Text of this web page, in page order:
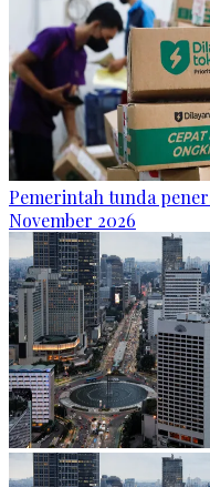
Pemerintah tunda
November 2026